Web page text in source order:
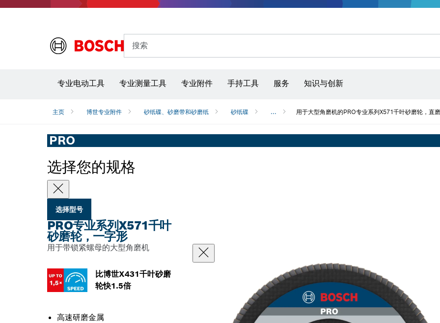
搜索
专业电动工具 专业测量工具 专业附件 手持工具 服务 知识与创新
主页 博世专业附件 砂纸碟、砂磨带和砂磨纸 砂纸碟 ... 用于大型角磨机的PRO专业系列X571千叶砂磨轮，直
PRO
选择您的规格
选择型号
PRO专业系列X571千叶
砂磨轮，一字形
用于带锁紧螺母的大型角磨机
比博世X431千叶砂磨
轮快1.5倍
高速研磨金属